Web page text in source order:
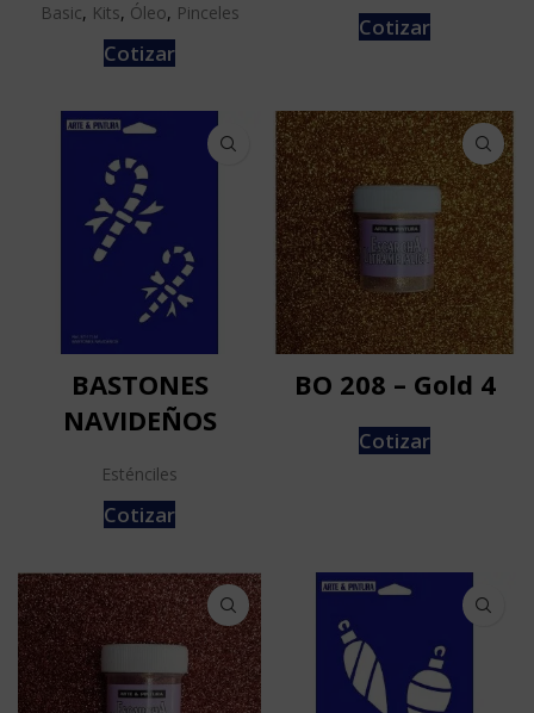
Basic, Kits, Óleo, Pinceles
Cotizar
Cotizar
BASTONES
NAVIDEÑOS
Esténciles
Cotizar
BO 208 – Gold 4
Cotizar